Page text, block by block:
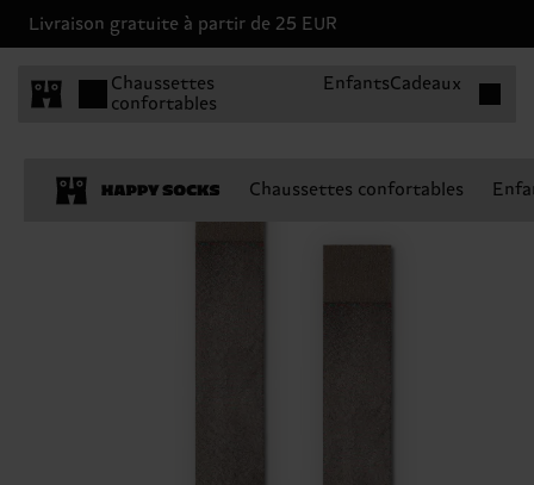
Livraison gratuite à partir de 25 EUR
Chaussettes
confortables
EnfantsCadeaux
Chaussettes confortables